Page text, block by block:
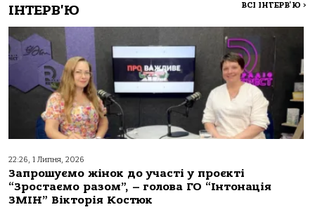
ІНТЕРВ'Ю ВСІ ІНТЕРВ'Ю >
22:26, 1 Липня, 2026
Запрошуємо жінок до участі у проєкті
“Зростаємо разом”, – голова ГО “Інтонація
ЗМІН” Вікторія Костюк